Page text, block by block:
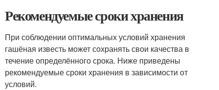
Рекомендуемые сроки хранения
При соблюдении оптимальных условий хранения
гашёная известь может сохранять свои качества в
течение определённого срока. Ниже приведены
рекомендуемые сроки хранения в зависимости от
условий.